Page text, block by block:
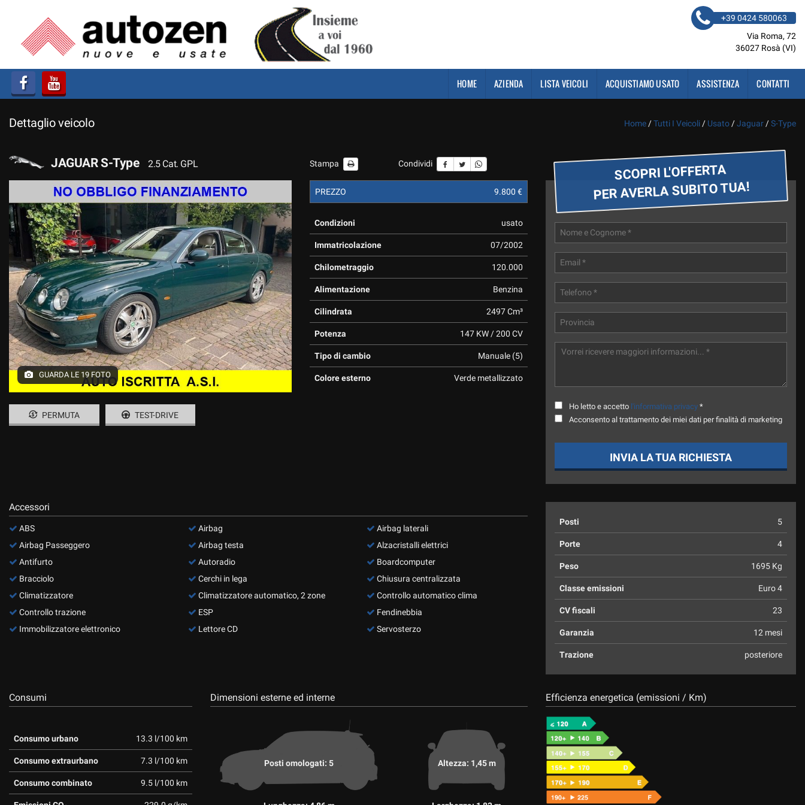
AZIENDA
LISTA VEICOLI
ACQUISTIAMO USATO
ASSISTENZA
+39 0424 580063
Via Roma, 72
36027 Rosà (VI)
HOME AZIENDA LISTA VEICOLI ACQUISTIAMO USATO ASSISTENZA CONTATTI
Dettaglio veicolo Home /Tutti I Veicoli / Usato /Jaguar /S-Type
JAGUAR S-Type 2.5 Cat. GPL Stampa Condividi
GUARDA LE 19 FOTO
PERMUTA TEST-DRIVE
PREZZO 9.800 €
Condizioni usato
Immatricolazione 07/2002
Chilometraggio 120.000
Alimentazione Benzina
Cilindrata 2497 Cm³
Potenza 147 KW / 200 CV
Tipo di cambio Manuale (5)
Colore esterno Verde metallizzato
SCOPRI L'OFFERTA
PER AVERLA SUBITO TUA!
Ho letto e accetto l'informativa privacy *
Acconsento al trattamento dei miei dati per finalità di marketing
INVIA LA TUA RICHIESTA
Accessori
ABS
Airbag Passeggero
Antifurto
Bracciolo
Climatizzatore
Controllo trazione
Immobilizzatore elettronico
Airbag
Airbag testa
Autoradio
Cerchi in lega
Climatizzatore automatico, 2 zone
ESP
Lettore CD
Airbag laterali
Alzacristalli elettrici
Boardcomputer
Chiusura centralizzata
Controllo automatico clima
Fendinebbia
Servosterzo
Posti 5
Porte 4
Peso 1695 Kg
Classe emissioni Euro 4
CV fiscali 23
Garanzia 12 mesi
Trazione posteriore
Consumi
Consumo urbano 13.3 l/100 km
Consumo extraurbano 7.3 l/100 km
Consumo combinato 9.5 l/100 km
Dimensioni esterne ed interne
Posti omologati: 5 Altezza: 1,45 m
Efficienza energetica (emissioni / Km)